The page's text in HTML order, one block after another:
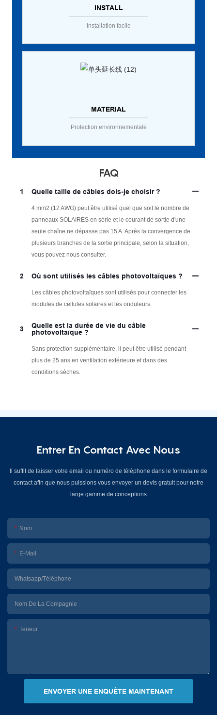
INSTALL
Installation facile
MATERIAL
Protection environnementale
FAQ
1 Quelle taille de câbles dois-je choisir ?
4 mm2 (12 AWG) peut être utilisé quel que soit le nombre de
panneaux SOLAIRES en série et le courant de sortie d'une
seule chaîne ne dépasse pas 15 A. Après la convergence de
plusieurs branches de la sortie principale, selon la situation,
vous pouvez nous consulter.
2 Où sont utilisés les câbles photovoltaïques ?
Les câbles photovoltaïques sont utilisés pour connecter les
modules de cellules solaires et les onduleurs.
3
Quelle est la durée de vie du câble
photovoltaïque ?
Sans protection supplémentaire, il peut être utilisé pendant
plus de 25 ans en ventilation extérieure et dans des
conditions sèches.
Entrer En Contact Avec Nous
Il suffit de laisser votre email ou numéro de téléphone dans le formulaire de
contact afin que nous puissions vous envoyer un devis gratuit pour notre
large gamme de conceptions
Nom
E-Mail
Whatsapp/Téléphone
Nom De La Compagnie
Teneur
ENVOYER UNE ENQUÊTE MAINTENANT